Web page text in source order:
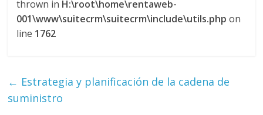
N
S
thrown in H:\root\home\rentaweb-
001\www\suitecrm\suitecrm\include\utils.php on
line 1762
← Estrategia y planificación de la cadena de
suministro